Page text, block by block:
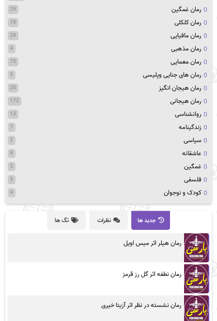
رمان غمگین 29
رمان کلکلی 18
رمان مافیایی 24
رمان مذهبی 4
رمان معمایی 75
رمان های جنایی وپلیسی 9
رمان هیجان انگیز 20
رمان هیجانی 172
روانشناسی 13
زندگینامه 7
سیاسی 2
عاشقانه 8
غمگین 2
فلسفی 5
کودک و نوجوان 4
جدید ها نظرات تگ ها
رمان هیلر اثر میس اویل
رمان نطفه اثر گل رز قرمز
رمان نشسته در نظر اثر آزیتا خیری